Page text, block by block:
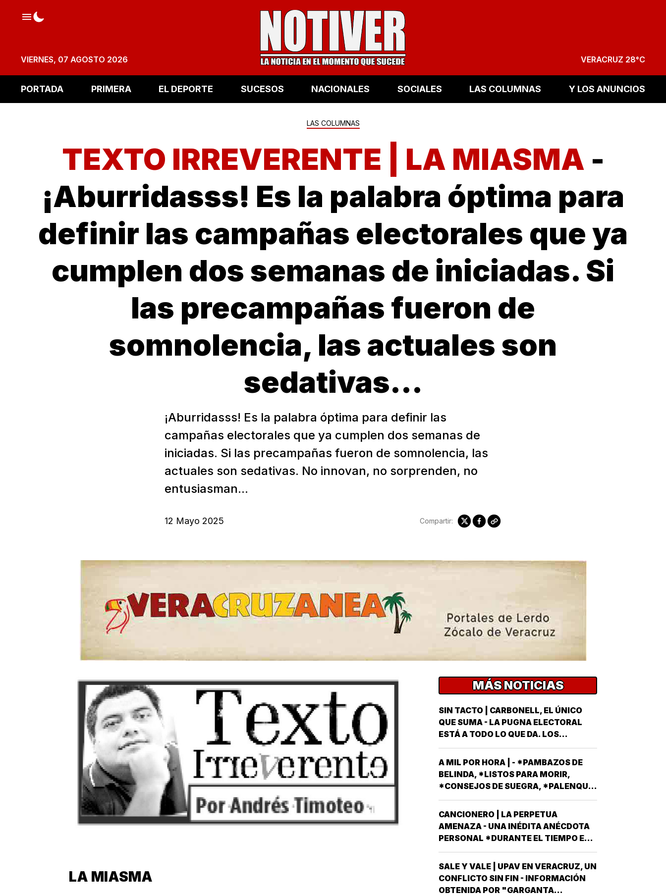
VIERNES, 07 AGOSTO 2026 VERACRUZ 28°C
PORTADA PRIMERA EL DEPORTE SUCESOS NACIONALES SOCIALES LAS COLUMNAS Y LOS ANUNCIOS
LAS COLUMNAS
TEXTO IRREVERENTE | LA MIASMA -
¡Aburridasss! Es la palabra óptima para
definir las campañas electorales que ya
cumplen dos semanas de iniciadas. Si
las precampañas fueron de
somnolencia, las actuales son
sedativas...
¡Aburridasss! Es la palabra óptima para definir las
campañas electorales que ya cumplen dos semanas de
iniciadas. Si las precampañas fueron de somnolencia, las
actuales son sedativas. No innovan, no sorprenden, no
entusiasman...
12 Mayo 2025 Compartir:
LA MIASMA
MÁS NOTICIAS
SIN TACTO | CARBONELL, EL ÚNICO
QUE SUMA - LA PUGNA ELECTORAL
ESTÁ A TODO LO QUE DA. LOS
PARTIDOS Y EL GOBIERNO METEN SUS
ARMAS MÁS AFILADAS CON LA VISTA
PUESTA EN LA JORNADA DEL
DOMINGO 6 DE JUNIO DEL AÑO
ENTRANTE *EL PROCESO ELECTORAL
A MIL POR HORA | - *PAMBAZOS DE
BELINDA, *LISTOS PARA MORIR,
*CONSEJOS DE SUEGRA, *PALENQUE
DE NAHLE...
CANCIONERO | LA PERPETUA
AMENAZA - UNA INÉDITA ANÉCDOTA
PERSONAL *DURANTE EL TIEMPO EN
QUE EL CONJUNTO DE EDIFICIOS
LLAMADO LOS PINOS FUE RESIDENCIA
OFICIAL DEL PRESIDENTE DE MÉXICO,
ESTUVE AHÍ SOLAMENTE CUATRO
SALE Y VALE | UPAV EN VERACRUZ, UN
CONFLICTO SIN FIN - INFORMACIÓN
OBTENIDA POR "GARGANTA